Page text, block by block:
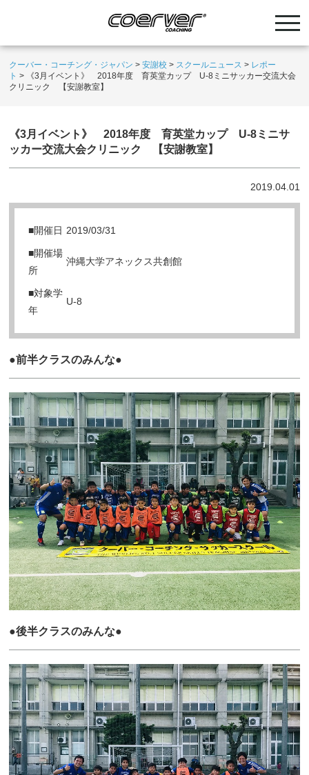
クーバー・コーチング・ジャパン >安謝校 > スクールニュース > レポー
ト >
《3月イベント》 2018年度 育英堂カップ U-8ミニサッカー交流大会
クリニック 【安謝教室】
《3月イベント》 2018年度 育英堂カップ U-8ミニサ
ッカー交流大会クリニック 【安謝教室】
2019.04.01
■開催日 2019/03/31
■開催場
所
沖縄大学アネックス共創館
■対象学
年
U-8
●前半クラスのみんな●
●後半クラスのみんな●